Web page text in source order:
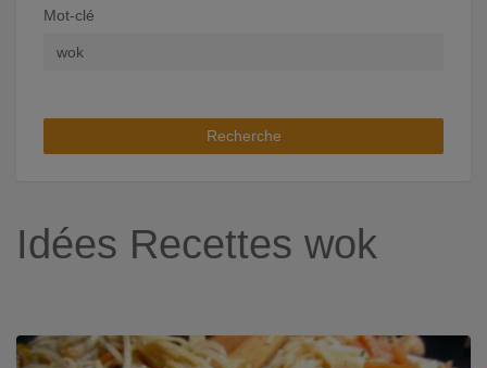
Mot-clé
Recherche
Idées Recettes wok